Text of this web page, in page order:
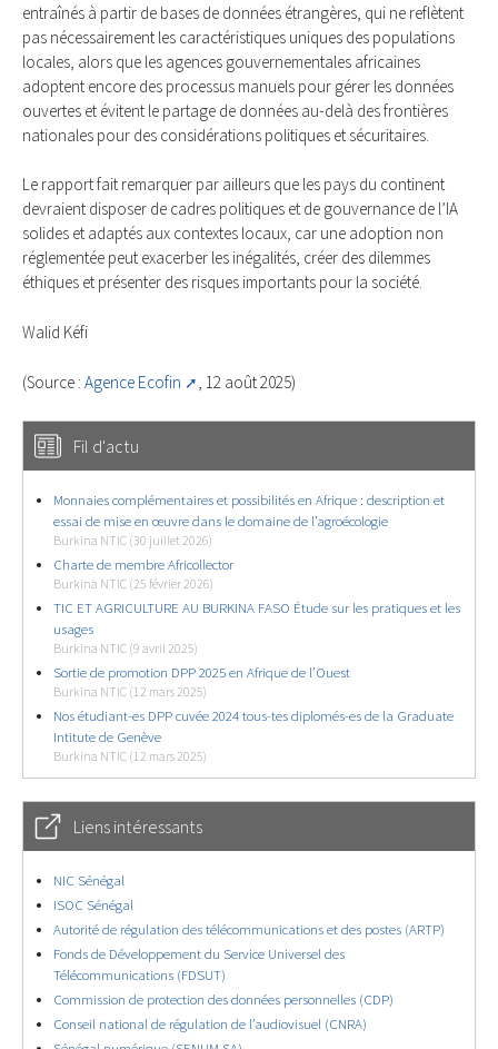
entraînés à partir de bases de données étrangères, qui ne reflètent
pas nécessairement les caractéristiques uniques des populations
locales, alors que les agences gouvernementales africaines
adoptent encore des processus manuels pour gérer les données
ouvertes et évitent le partage de données au-delà des frontières
nationales pour des considérations politiques et sécuritaires.
Le rapport fait remarquer par ailleurs que les pays du continent
devraient disposer de cadres politiques et de gouvernance de l’IA
solides et adaptés aux contextes locaux, car une adoption non
réglementée peut exacerber les inégalités, créer des dilemmes
éthiques et présenter des risques importants pour la société.
Walid Kéfi
(Source : Agence Ecofin , 12 août 2025)
Fil d'actu
Monnaies complémentaires et possibilités en Afrique : description et
essai de mise en œuvre dans le domaine de l’agroécologie
Burkina NTIC (30 juillet 2026)
Charte de membre Africollector
Burkina NTIC (25 février 2026)
TIC ET AGRICULTURE AU BURKINA FASO Étude sur les pratiques et les
usages
Burkina NTIC (9 avril 2025)
Sortie de promotion DPP 2025 en Afrique de l’Ouest
Burkina NTIC (12 mars 2025)
Nos étudiant-es DPP cuvée 2024 tous-tes diplomés-es de la Graduate
Intitute de Genève
Burkina NTIC (12 mars 2025)
Liens intéressants
NIC Sénégal
ISOC Sénégal
Autorité de régulation des télécommunications et des postes (ARTP)
Fonds de Développement du Service Universel des
Télécommunications (FDSUT)
Commission de protection des données personnelles (CDP)
Conseil national de régulation de l’audiovisuel (CNRA)